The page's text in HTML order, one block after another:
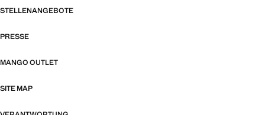
STELLENANGEBOTE
PRESSE
MANGO OUTLET
SITE MAP